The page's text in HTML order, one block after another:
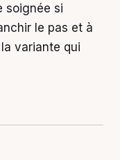
soignée si
le pas et à
variante qui